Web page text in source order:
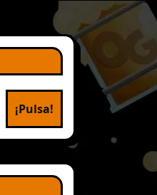
¡Pulsa!